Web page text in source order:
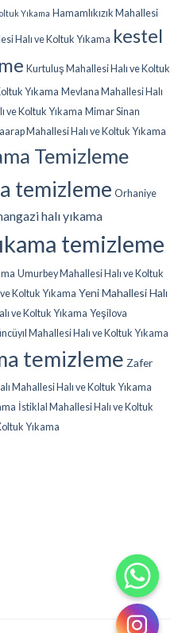
Yıkama Hamamlıkızık Mahallesi
Halı ve Koltuk Yıkama kestel
Kurtuluş Mahallesi Halı ve Koltuk
Yıkama Mevlana Mahallesi Halı
ve Koltuk Yıkama Mimar Sinan
Mahallesi Halı ve Koltuk Yıkama
Temizleme
temizleme Orhaniye
halı yıkama
temizleme
Umurbey Mahallesi Halı ve Koltuk
Koltuk Yıkama Yeni Mahallesi Halı
ve Koltuk Yıkama Yeşilova
Mahallesi Halı ve Koltuk Yıkama
temizleme Zafer
Mahallesi Halı ve Koltuk Yıkama
İstiklal Mahallesi Halı ve Koltuk
Yıkama